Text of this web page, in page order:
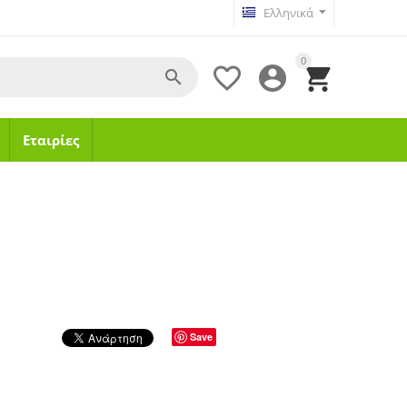
Ελληνικά
0




Εταιρίες
Save